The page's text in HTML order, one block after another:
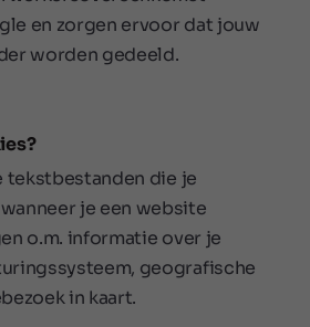
en zorgen ervoor dat jouw
worden gedeeld.
tekstbestanden die je
je een website
o.m. informatie over je
geografische
in kaart.